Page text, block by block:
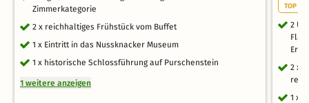
Zimmerkategorie
2 x reichhaltiges Frühstück vom Buffet
1 x Eintritt in das Nussknacker Museum
1 x historische Schlossführung auf Purschenstein
1 weitere anzeigen
TOP
2
2 x
1 x